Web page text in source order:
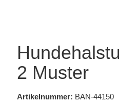
2 Muster
Artikelnummer: BAN-44150